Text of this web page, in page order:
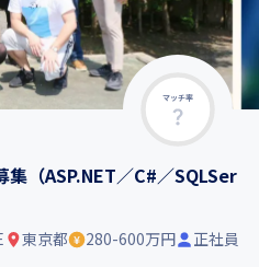
マッチ率
（ASP.NET／C#／SQLSer
東京都 280-600万円 正社員